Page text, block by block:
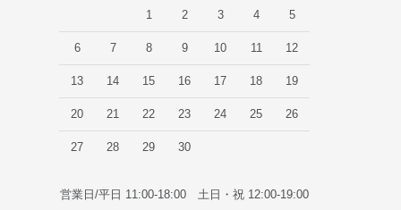
1 2 3 4 5
6 7 8 9 10 11 12
13 14 15 16 17 18 19
20 21 22 23 24 25 26
27 28 29 30
営業日/平日 11:00-18:00 土日・祝 12:00-19:00